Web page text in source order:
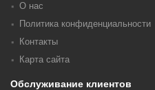
О нас
Политика конфиденциальности
Контакты
Карта сайта
Обслуживание клиентов